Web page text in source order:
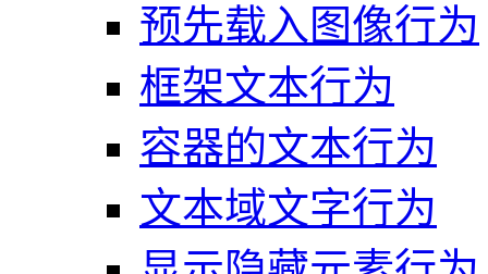
预先载入图像行为
框架文本行为
容器的文本行为
文本域文字行为